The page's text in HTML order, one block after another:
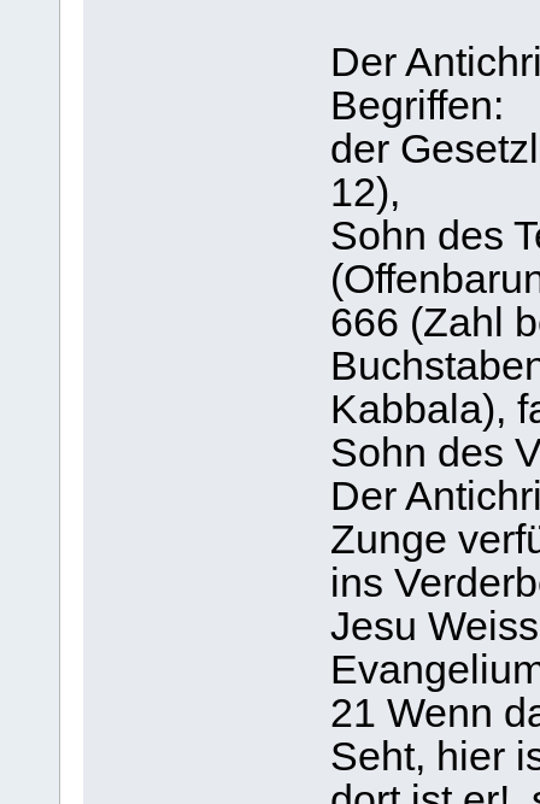
Der
Begriffen:
der
12),
Sohn des
666 (Zahl
Kabbala),
Sohn des
Der
Zunge
ins
Jesu
21 Wenn
Seht, hier